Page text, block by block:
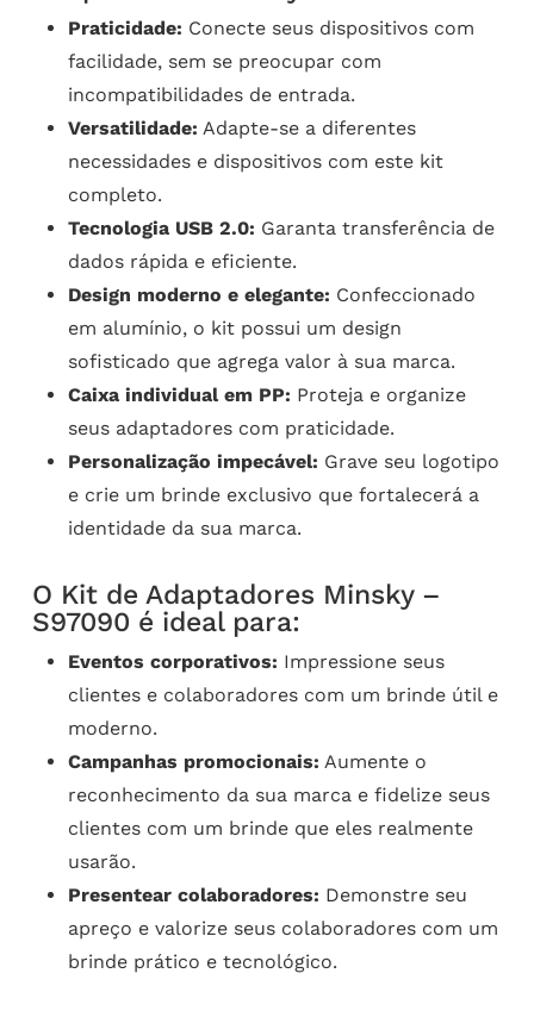
Praticidade: Conecte seus dispositivos com
facilidade, sem se preocupar com
incompatibilidades de entrada.
Versatilidade: Adapte-se a diferentes
necessidades e dispositivos com este kit
completo.
Tecnologia USB 2.0: Garanta transferência de
dados rápida e eficiente.
Design moderno e elegante: Confeccionado
em alumínio, o kit possui um design
sofisticado que agrega valor à sua marca.
Caixa individual em PP: Proteja e organize
seus adaptadores com praticidade.
Personalização impecável: Grave seu logotipo
e crie um brinde exclusivo que fortalecerá a
identidade da sua marca.
O Kit de Adaptadores Minsky –
S97090 é ideal para:
Eventos corporativos: Impressione seus
clientes e colaboradores com um brinde útil e
moderno.
Campanhas promocionais: Aumente o
reconhecimento da sua marca e fidelize seus
clientes com um brinde que eles realmente
usarão.
Presentear colaboradores: Demonstre seu
apreço e valorize seus colaboradores com um
brinde prático e tecnológico.